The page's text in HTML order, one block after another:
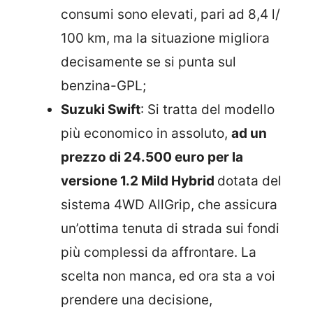
consumi sono elevati, pari ad 8,4 l/
100 km, ma la situazione migliora
decisamente se si punta sul
benzina-GPL;
Suzuki Swift: Si tratta del modello
più economico in assoluto, ad un
prezzo di 24.500 euro per la
versione 1.2 Mild Hybrid dotata del
sistema 4WD AllGrip, che assicura
un’ottima tenuta di strada sui fondi
più complessi da affrontare. La
scelta non manca, ed ora sta a voi
prendere una decisione,